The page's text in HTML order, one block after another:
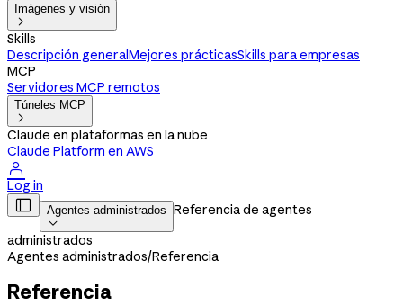
Imágenes y visión

Skills
Descripción generalMejores prácticasSkills para empresas
MCP
Servidores MCP remotos
Túneles MCP

Claude en plataformas en la nube
Claude Platform en AWS

Log in
 Agentes administrados

Referencia de agentes
administrados
Agentes administrados/Referencia
Referencia